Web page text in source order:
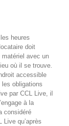
heures
doit
matériel avec un
où il se trouve.
accessible
obligations
par CCL Live, il
à la
considéré
qu’après